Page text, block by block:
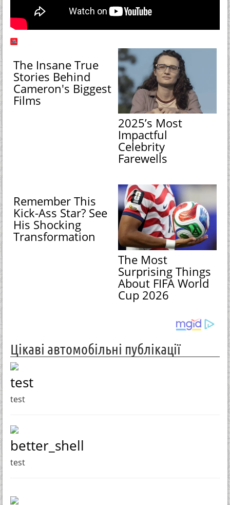
The Insane True
Stories Behind
Cameron's Biggest
Films
2025’s Most
Impactful
Celebrity
Farewells
Remember This
Kick-Ass Star? See
His Shocking
Transformation
The Most
Surprising Things
About FIFA World
Cup 2026
Цікаві автомобільні публікації
test
test
better_shell
test